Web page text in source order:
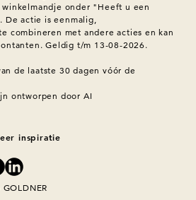
onder "Heeft u een
De actie is eenmalig,
combineren met andere acties en kan
Geldig t/m 13-08-2026.
de laatste 30 dagen vóór de
ontworpen door AI
inspiratie